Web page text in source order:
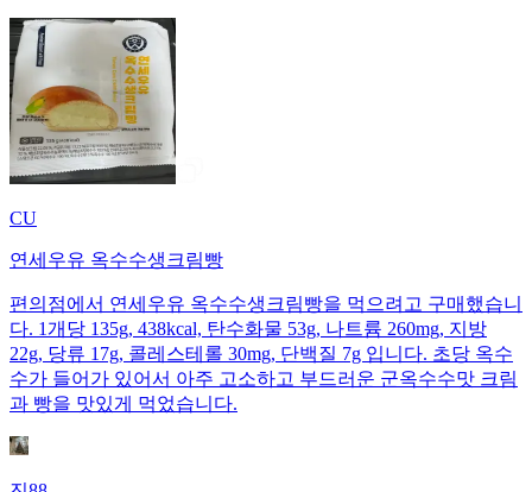
CU
연세우유 옥수수생크림빵
편의점에서 연세우유 옥수수생크림빵을 먹으려고 구매했습니
다. 1개당 135g, 438kcal, 탄수화물 53g, 나트륨 260mg, 지방
22g, 당류 17g, 콜레스테롤 30mg, 단백질 7g 입니다. 초당 옥수
수가 들어가 있어서 아주 고소하고 부드러운 군옥수수맛 크림
과 빵을 맛있게 먹었습니다.